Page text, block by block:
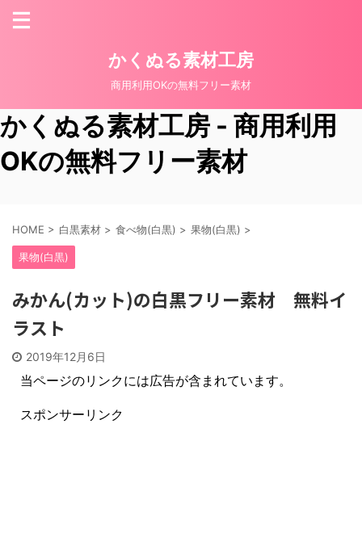
かくぬる素材工房
商用利用OKの無料フリー素材
かくぬる素材工房 - 商用利用
OKの無料フリー素材
HOME > 白黒素材 > 食べ物(白黒) > 果物(白黒) >
果物(白黒)
みかん(カット)の白黒フリー素材 無料イ
ラスト
2019年12月6日
当ページのリンクには広告が含まれています。
スポンサーリンク